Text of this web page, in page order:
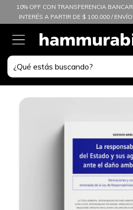
10% OFF CON TRANSFERENCIA
INTERÉS A PARTIR DE $ 100.000 /